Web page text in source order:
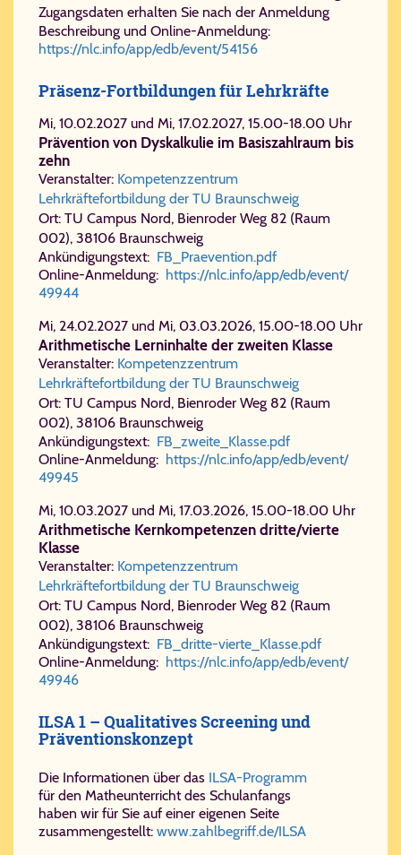
Zugangsdaten erhalten Sie nach der Anmeldung
Beschreibung und Online-Anmeldung:
https://nlc.info/app/edb/event/54156
Präsenz-Fortbildungen für Lehrkräfte
Mi, 10.02.2027 und Mi, 17.02.2027, 15.00-18.00 Uhr
Prävention von Dyskalkulie im Basiszahlraum bis
zehn
Veranstalter: Kompetenzzentrum
Lehrkräftefortbildung der TU Braunschweig
Ort: TU Campus Nord, Bienroder Weg 82 (Raum
002), 38106 Braunschweig
Ankündigungstext: FB_​Prae​ven​ti​on.​pdf
Online-Anmeldung: https://​nlc.​info/​app/​edb/​event/​
49944
Mi, 24.02.2027 und Mi, 03.03.2026, 15.00-18.00 Uhr
Arithmetische Lerninhalte der zweiten Klasse
Veranstalter: Kompetenzzentrum
Lehrkräftefortbildung der TU Braunschweig
Ort: TU Campus Nord, Bienroder Weg 82 (Raum
002), 38106 Braunschweig
Ankündigungstext: FB_​zwei​te_​Klas​se.​pdf
Online-Anmeldung: https://​nlc.​info/​app/​edb/​event/​
49945
Mi, 10.03.2027 und Mi, 17.03.2026, 15.00-18.00 Uhr
Arithmetische Kernkompetenzen dritte/vierte
Klasse
Veranstalter: Kompetenzzentrum
Lehrkräftefortbildung der TU Braunschweig
Ort: TU Campus Nord, Bienroder Weg 82 (Raum
002), 38106 Braunschweig
Ankündigungstext: FB_​drit​te-​vier​te_​Klas​se.​pdf
Online-Anmeldung: https://​nlc.​info/​app/​edb/​event/​
49946
ILSA 1 – Qualitatives Screening und
Präventionskonzept
Die Informationen über das ILSA-Programm
für den Matheunterricht des Schulanfangs
haben wir für Sie auf einer eigenen Seite
zusammengestellt: www.​zahl​be​griff.​de/​ILSA